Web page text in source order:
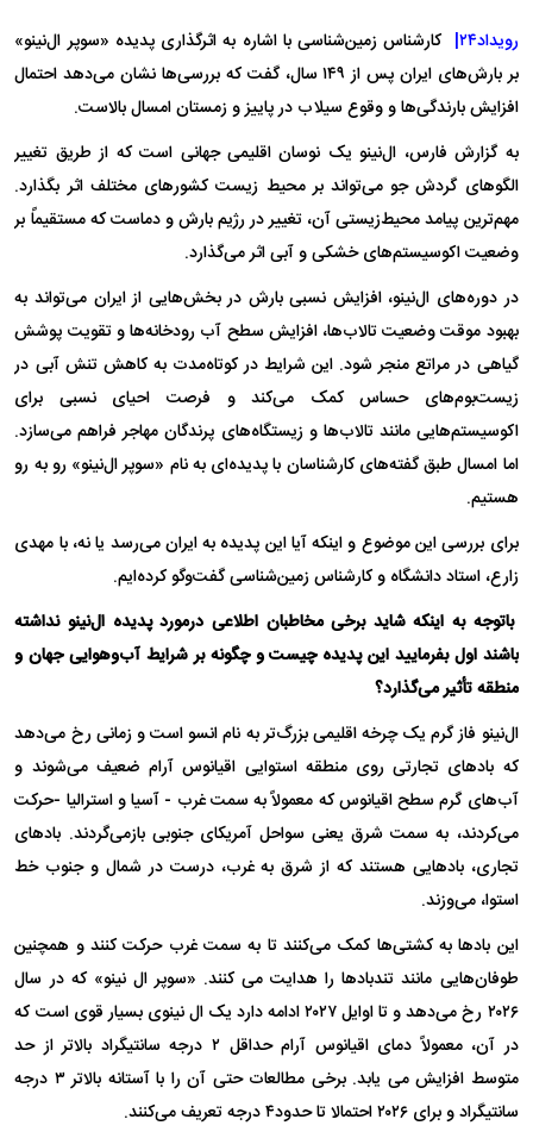
رویداد۲۴|
کارشناس زمین‌شناسی با اشاره به اثرگذاری پدیده «سوپر ال‌نینو»
بر بارش‌های ایران پس از ۱۴۹ سال، گفت که بررسی‌ها نشان می‌دهد احتمال
افزایش بارندگی‌ها و وقوع سیلاب در پاییز و زمستان امسال بالاست.
به گزارش فارس، ال‌نینو یک نوسان اقلیمی جهانی است که از طریق تغییر
الگوهای گردش جو می‌تواند بر محیط زیست کشورهای مختلف اثر بگذارد.
مهم‌ترین پیامد محیط‌زیستی آن، تغییر در رژیم بارش و دماست که مستقیماً بر
وضعیت اکوسیستم‌های خشکی و آبی اثر می‌گذارد.
در دوره‌های ال‌نینو، افزایش نسبی بارش در بخش‌هایی از ایران می‌تواند به
بهبود موقت وضعیت تالاب‌ها، افزایش سطح آب رودخانه‌ها و تقویت پوشش
گیاهی در مراتع منجر شود. این شرایط در کوتاه‌مدت به کاهش تنش آبی در
زیست‌بوم‌های حساس کمک می‌کند و فرصت احیای نسبی برای
اکوسیستم‌هایی مانند تالاب‌ها و زیستگاه‌های پرندگان مهاجر فراهم می‌سازد.
اما امسال طبق گفته‌های کارشناسان با پدیده‌ای به نام «سوپر ال‌نینو» رو به رو
هستیم.
برای بررسی این موضوع و اینکه آیا این پدیده به ایران می‌رسد یا نه، با مهدی
زارع، استاد دانشگاه و کارشناس زمین‌شناسی گفت‌وگو کرده‌ایم.
باتوجه به اینکه شاید برخی مخاطبان اطلاعی درمورد پدیده ال‌نینو نداشته
باشند اول بفرمایید این پدیده چیست و چگونه بر شرایط آب‌وهوایی جهان و
منطقه تأثیر می‌گذارد؟
ال‌نینو فاز گرم یک چرخه اقلیمی بزرگ‌تر به نام انسو است و زمانی رخ می‌دهد
که بادهای تجارتی روی منطقه استوایی اقیانوس آرام ضعیف می‌شوند و
آب‌های گرم سطح اقیانوس که معمولاً به سمت غرب - آسیا و استرالیا -حرکت
می‌کردند، به سمت شرق یعنی سواحل آمریکای جنوبی بازمی‌گردند. بادهای
تجاری، بادهایی هستند که از شرق به غرب، درست در شمال و جنوب خط
استوا، می‌وزند.
این بادها به کشتی‌ها کمک می‌کنند تا به سمت غرب حرکت کنند و همچنین
طوفان‌هایی مانند تندبادها را هدایت می کنند. «سوپر ال نینو» که در سال
۲۰۲۶ رخ می‌دهد و تا اوایل ۲۰۲۷ ادامه دارد یک ال نینوی بسیار قوی است که
در آن، معمولاً دمای اقیانوس آرام حداقل ۲ درجه سانتیگراد بالاتر از حد
متوسط افزایش می یابد. برخی مطالعات حتی آن را با آستانه بالاتر ۳ درجه
سانتیگراد و برای ۲۰۲۶ احتمالا تا حدود۴ درجه تعریف می‌کنند.